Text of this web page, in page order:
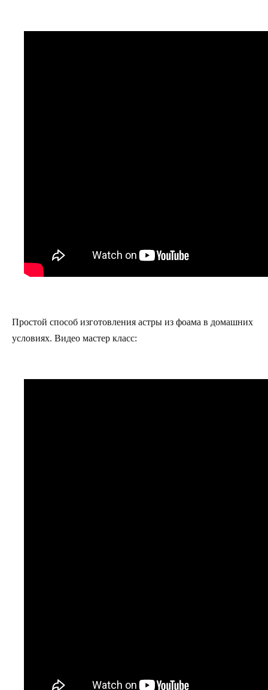
Простой способ изготовления астры из фоама в домашних
условиях. Видео мастер класс: